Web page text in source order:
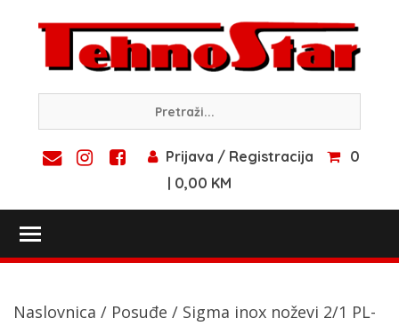
content
Prijava / Registracija
0
| 0,00 KM
Naslovnica / Posuđe / Sigma inox noževi 2/1 PL-